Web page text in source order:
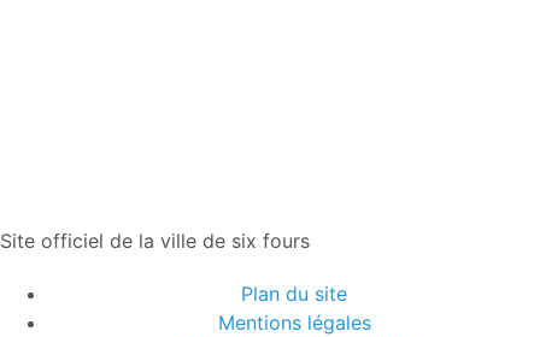
Site officiel de la ville de six fours
Plan du site
Mentions légales